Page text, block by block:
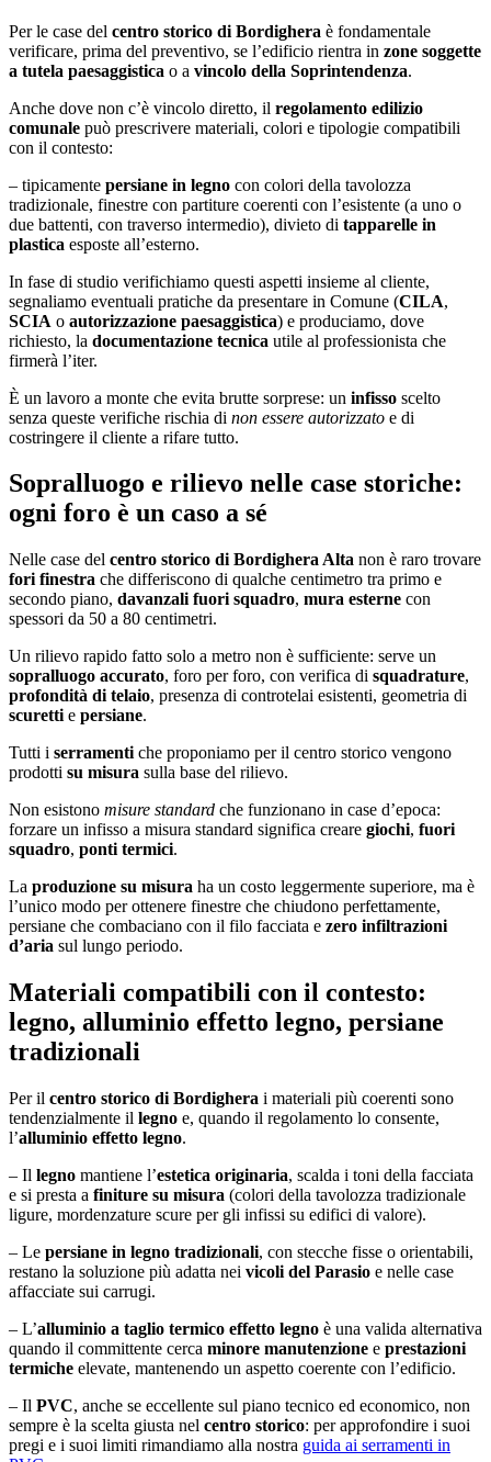
Per le case del centro storico di Bordighera è fondamentale
verificare, prima del preventivo, se l’edificio rientra in zone soggette
a tutela paesaggistica o a vincolo della Soprintendenza.
Anche dove non c’è vincolo diretto, il regolamento edilizio
comunale può prescrivere materiali, colori e tipologie compatibili
con il contesto:
– tipicamente persiane in legno con colori della tavolozza
tradizionale, finestre con partiture coerenti con l’esistente (a uno o
due battenti, con traverso intermedio), divieto di tapparelle in
plastica esposte all’esterno.
In fase di studio verifichiamo questi aspetti insieme al cliente,
segnaliamo eventuali pratiche da presentare in Comune (CILA,
SCIA o autorizzazione paesaggistica) e produciamo, dove
richiesto, la documentazione tecnica utile al professionista che
firmerà l’iter.
È un lavoro a monte che evita brutte sorprese: un infisso scelto
senza queste verifiche rischia di non essere autorizzato e di
costringere il cliente a rifare tutto.
Sopralluogo e rilievo nelle case storiche:
ogni foro è un caso a sé
Nelle case del centro storico di Bordighera Alta non è raro trovare
fori finestra che differiscono di qualche centimetro tra primo e
secondo piano, davanzali fuori squadro, mura esterne con
spessori da 50 a 80 centimetri.
Un rilievo rapido fatto solo a metro non è sufficiente: serve un
sopralluogo accurato, foro per foro, con verifica di squadrature,
profondità di telaio, presenza di controtelai esistenti, geometria di
scuretti e persiane.
Tutti i serramenti che proponiamo per il centro storico vengono
prodotti su misura sulla base del rilievo.
Non esistono misure standard che funzionano in case d’epoca:
forzare un infisso a misura standard significa creare giochi, fuori
squadro, ponti termici.
La produzione su misura ha un costo leggermente superiore, ma è
l’unico modo per ottenere finestre che chiudono perfettamente,
persiane che combaciano con il filo facciata e zero infiltrazioni
d’aria sul lungo periodo.
Materiali compatibili con il contesto:
legno, alluminio effetto legno, persiane
tradizionali
Per il centro storico di Bordighera i materiali più coerenti sono
tendenzialmente il legno e, quando il regolamento lo consente,
l’alluminio effetto legno.
– Il legno mantiene l’estetica originaria, scalda i toni della facciata
e si presta a finiture su misura (colori della tavolozza tradizionale
ligure, mordenzature scure per gli infissi su edifici di valore).
– Le persiane in legno tradizionali, con stecche fisse o orientabili,
restano la soluzione più adatta nei vicoli del Parasio e nelle case
affacciate sui carrugi.
– L’alluminio a taglio termico effetto legno è una valida alternativa
quando il committente cerca minore manutenzione e prestazioni
termiche elevate, mantenendo un aspetto coerente con l’edificio.
– Il PVC, anche se eccellente sul piano tecnico ed economico, non
sempre è la scelta giusta nel centro storico: per approfondire i suoi
pregi e i suoi limiti rimandiamo alla nostra guida ai serramenti in